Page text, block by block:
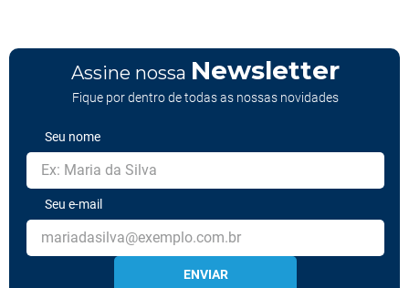
Assine nossa Newsletter
Fique por dentro de todas as nossas novidades
Seu nome
Seu e-mail
ENVIAR